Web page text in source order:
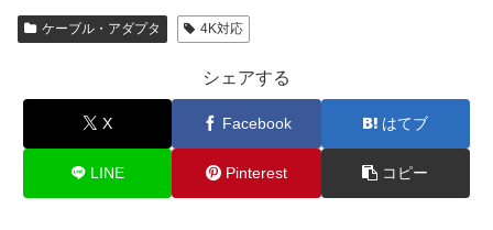
ケーブル・アダプタ 4K対応
シェアする
X Facebook はてブ
LINE Pinterest コピー